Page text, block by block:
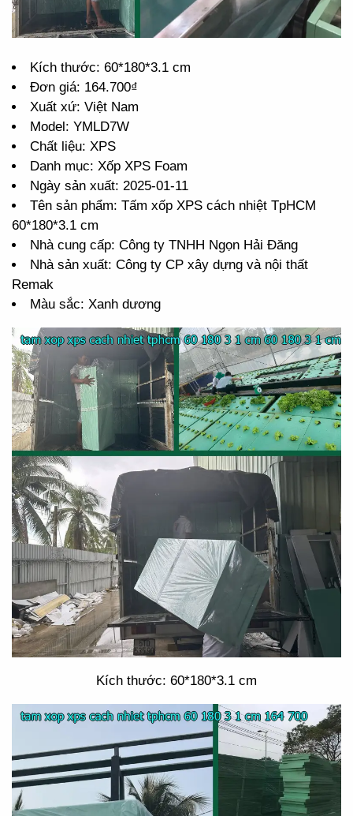
Kích thước: 60*180*3.1 cm
Đơn giá: 164.700₫
Xuất xứ: Việt Nam
Model: YMLD7W
Chất liệu: XPS
Danh mục: Xốp XPS Foam
Ngày sản xuất: 2025-01-11
Tên sản phẩm: Tấm xốp XPS cách nhiệt TpHCM
60*180*3.1 cm
Nhà cung cấp: Công ty TNHH Ngọn Hải Đăng
Nhà sản xuất: Công ty CP xây dựng và nội thất
Remak
Màu sắc: Xanh dương
Kích thước: 60*180*3.1 cm